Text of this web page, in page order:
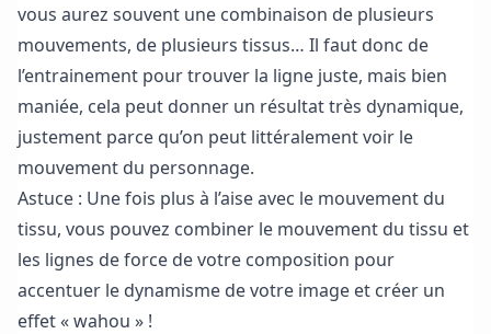
vous aurez souvent une combinaison de plusieurs
mouvements, de plusieurs tissus… Il faut donc de
l’entrainement pour trouver la ligne juste, mais bien
maniée, cela peut donner un résultat très dynamique,
justement parce qu’on peut littéralement voir le
mouvement du personnage.
Astuce : Une fois plus à l’aise avec le mouvement du
tissu, vous pouvez combiner le mouvement du tissu et
les lignes de force de votre composition pour
accentuer le dynamisme de votre image et créer un
effet « wahou » !